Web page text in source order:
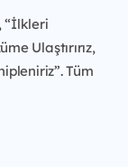
“İlkleri
Ulaştırırız,
Tüm